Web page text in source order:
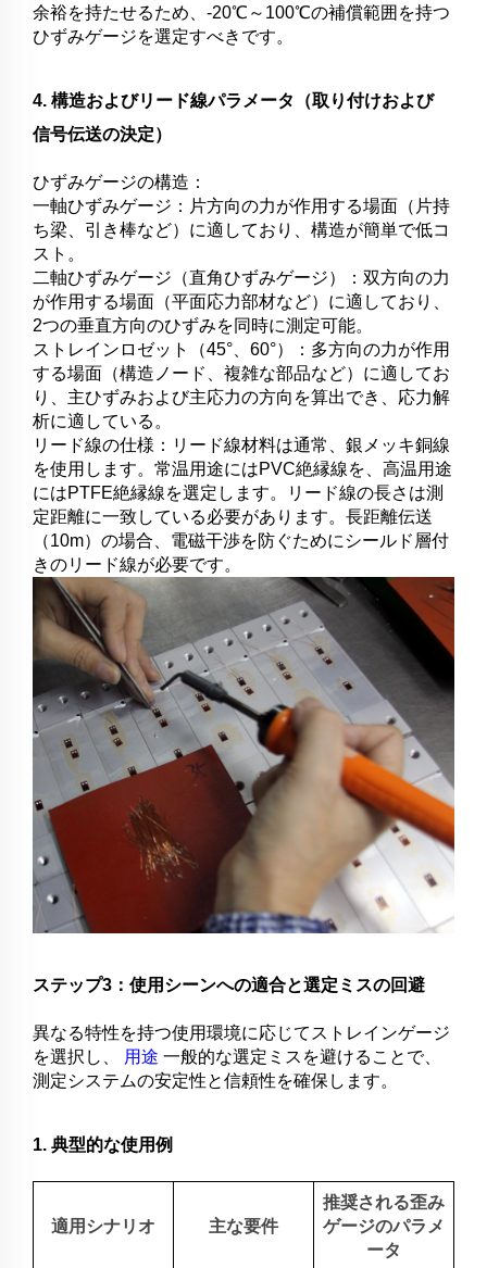
余裕を持たせるため、-20℃～100℃の補償範囲を持つ
ひずみゲージを選定すべきです。
4. 構造およびリード線パラメータ（取り付けおよび
信号伝送の決定）
ひずみゲージの構造：
一軸ひずみゲージ：片方向の力が作用する場面（片持
ち梁、引き棒など）に適しており、構造が簡単で低コ
スト。
二軸ひずみゲージ（直角ひずみゲージ）：双方向の力
が作用する場面（平面応力部材など）に適しており、
2つの垂直方向のひずみを同時に測定可能。
ストレインロゼット（45°、60°）：多方向の力が作用
する場面（構造ノード、複雑な部品など）に適してお
り、主ひずみおよび主応力の方向を算出でき、応力解
析に適している。
リード線の仕様：リード線材料は通常、銀メッキ銅線
を使用します。常温用途にはPVC絶縁線を、高温用途
にはPTFE絶縁線を選定します。リード線の長さは測
定距離に一致している必要があります。長距離伝送
（10m）の場合、電磁干渉を防ぐためにシールド層付
きのリード線が必要です。
ステップ3：使用シーンへの適合と選定ミスの回避
異なる特性を持つ使用環境に応じてストレインゲージ
を選択し、
用途 一般的な選定ミスを避けることで、
測定システムの安定性と信頼性を確保します。
1. 典型的な使用例
適用シナリオ 主な要件
推奨される歪み
ゲージのパラメ
ータ